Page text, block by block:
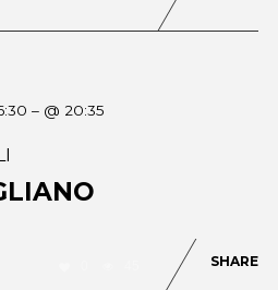
– @ 20:35
SHARE